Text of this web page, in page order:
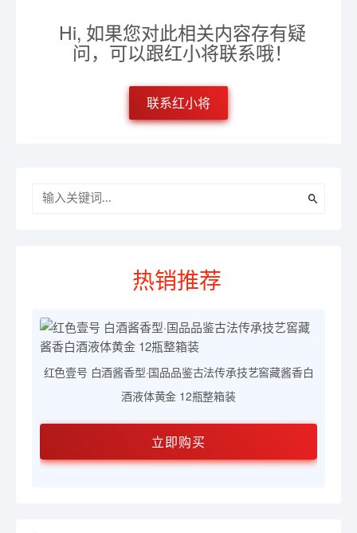
Hi, 如果您对此相关内容存有疑
问，可以跟红小将联系哦！
联系红小将
热销推荐
红色壹号 白酒酱香型·国品品鉴古法传承技艺窖藏酱香白
酒液体黄金 12瓶整箱装
立即购买